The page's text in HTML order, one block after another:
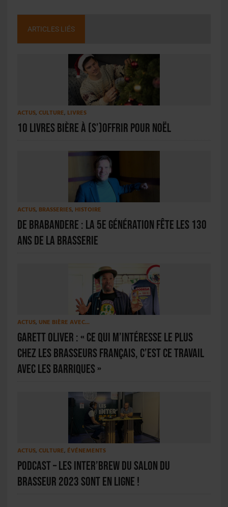
ARTICLES LIÉS
ACTUS, CULTURE, LIVRES
10 livres bière à (s’)offrir pour Noël
ACTUS, BRASSERIES, HISTOIRE
De Brabandere : la 5e génération fête les 130
ans de la brasserie
ACTUS, UNE BIÈRE AVEC...
Garett Oliver : « Ce qui m’intéresse le plus
chez les brasseurs français, c’est ce travail
avec les barriques »
ACTUS, CULTURE, ÉVÉNEMENTS
PODCAST – Les Inter’Brew du Salon du
Brasseur 2023 sont en ligne !